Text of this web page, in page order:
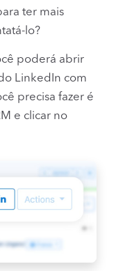
ter mais
lo?
poderá abrir
LinkedIn com
precisa fazer é
e clicar no